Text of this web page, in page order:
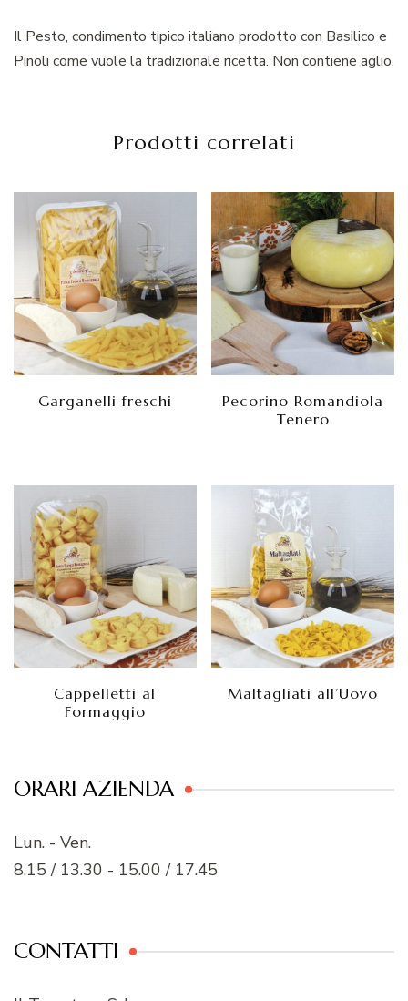
Il Pesto, condimento tipico italiano prodotto con Basilico e
Pinoli come vuole la tradizionale ricetta. Non contiene aglio.
Prodotti correlati
Garganelli freschi
Pecorino Romandiola
Tenero
Cappelletti al
Formaggio
Maltagliati all’Uovo
ORARI AZIENDA
Lun. - Ven.
8.15 / 13.30 - 15.00 / 17.45
CONTATTI